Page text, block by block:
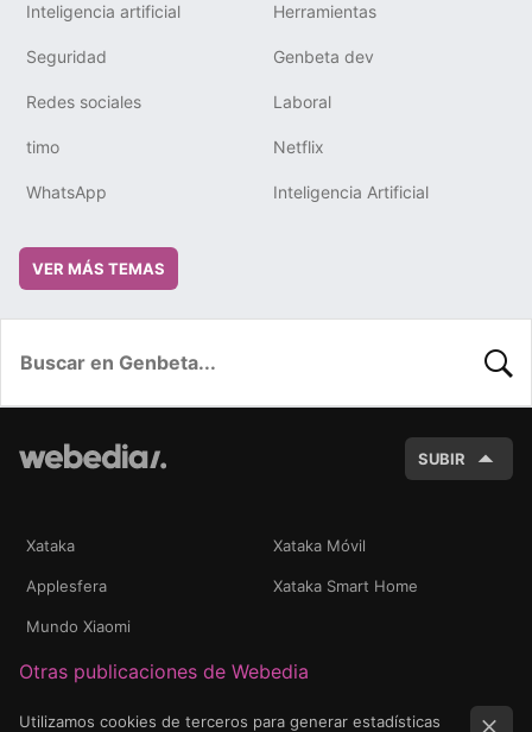
Inteligencia artificial Herramientas
Seguridad Genbeta dev
Redes sociales Laboral
timo Netflix
WhatsApp Inteligencia Artificial
VER MÁS TEMAS
SUBIR
Xataka Xataka Móvil
Applesfera Xataka Smart Home
Mundo Xiaomi
Otras publicaciones de Webedia
Utilizamos cookies de terceros para generar estadísticas